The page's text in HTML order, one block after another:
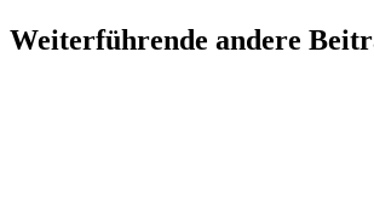
Weiterführende andere